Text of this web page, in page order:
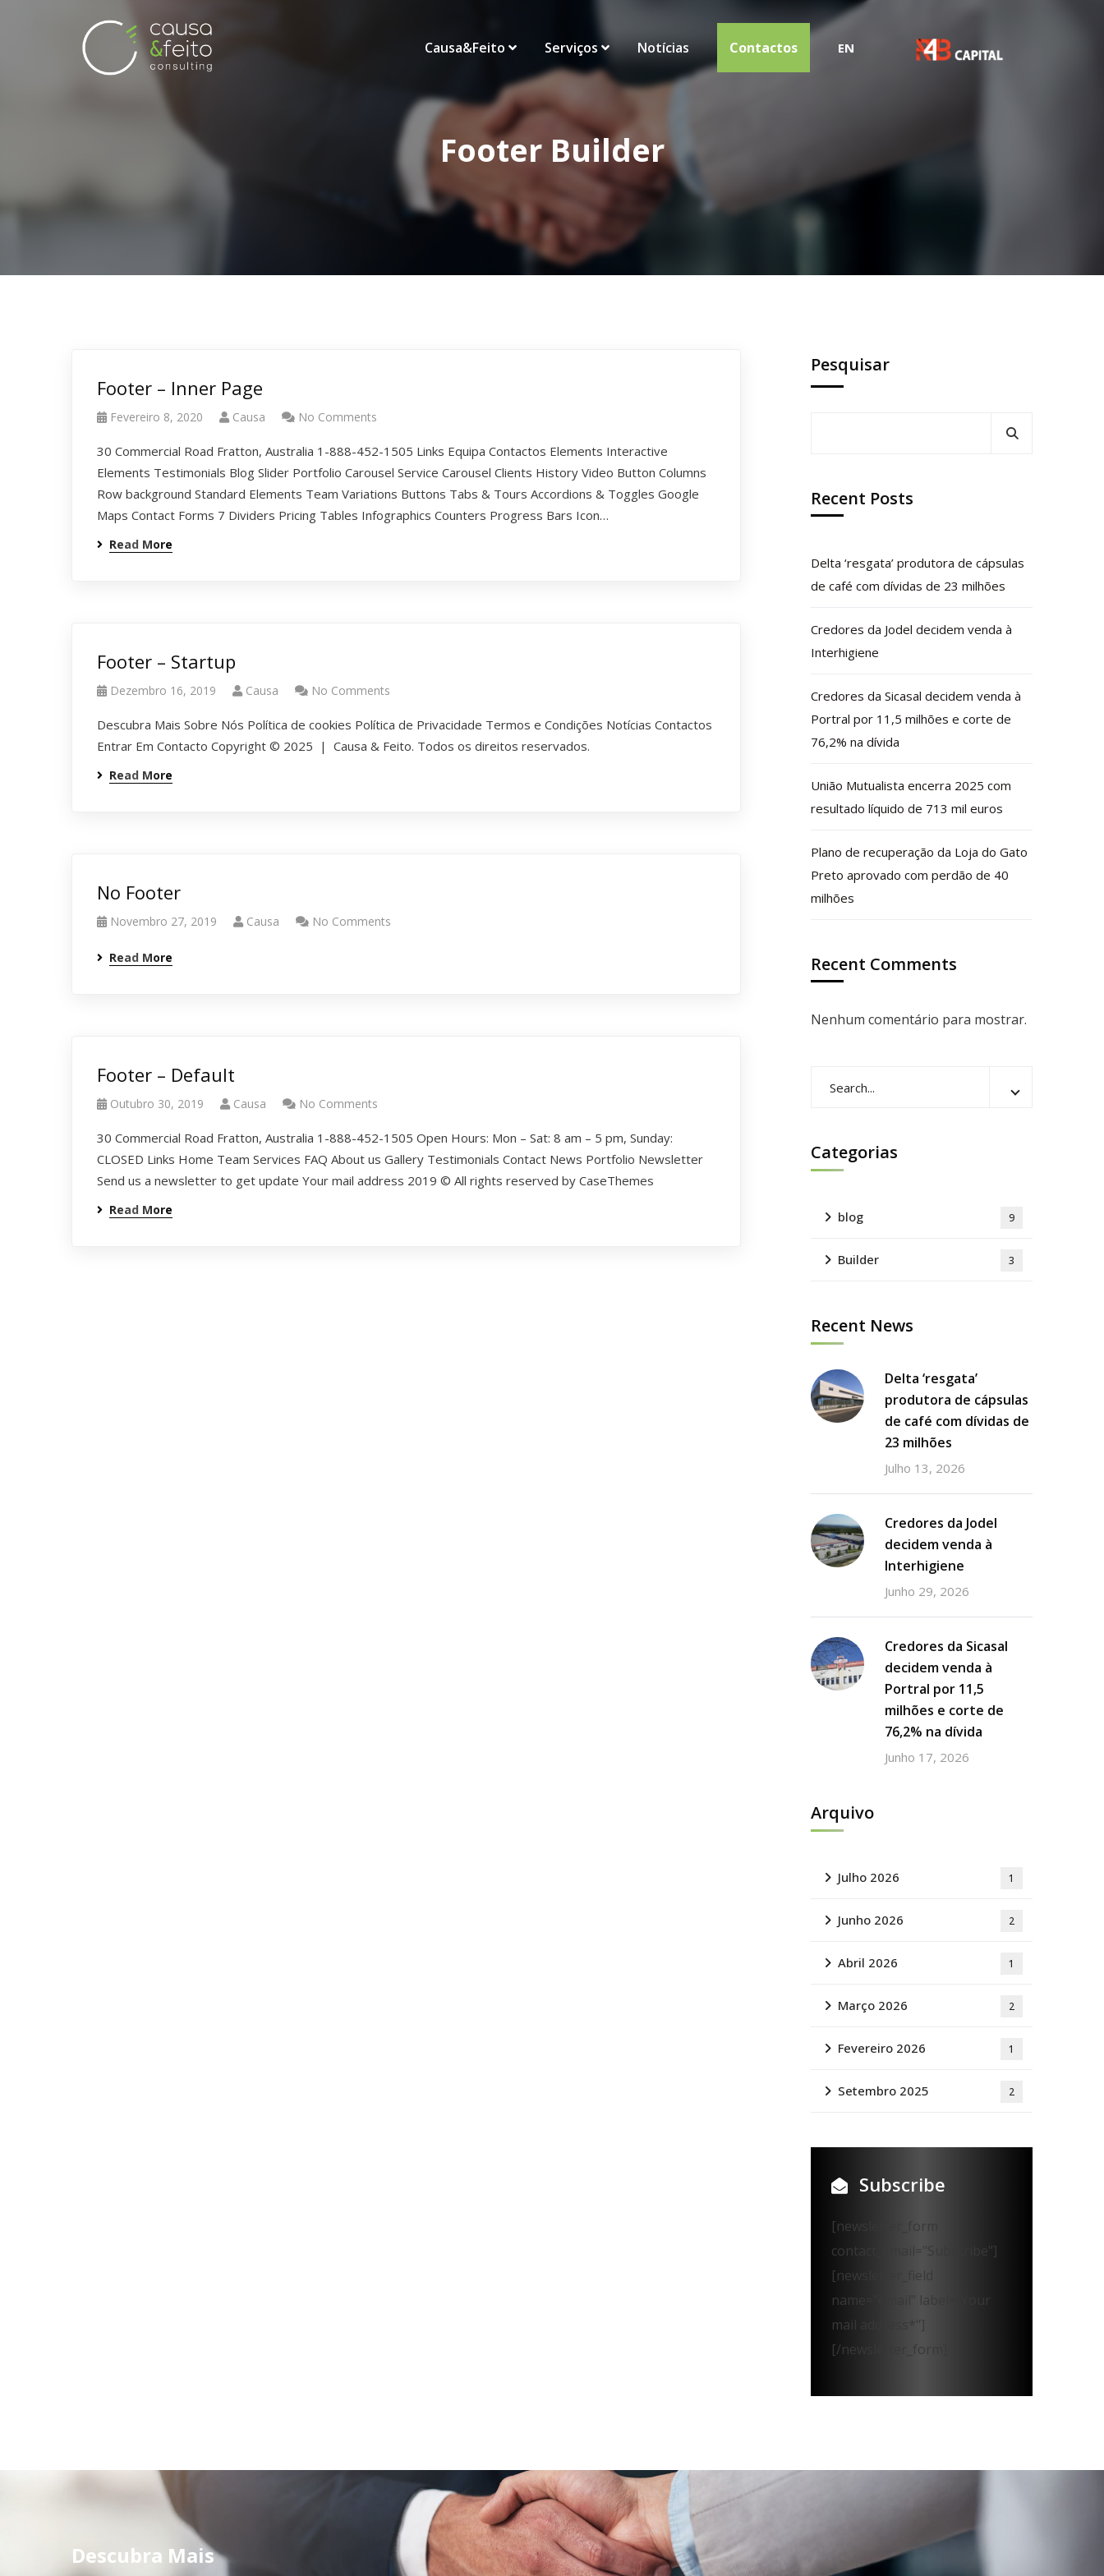
Causa&Feito Serviços Notícias Contactos EN
Footer Builder
Footer – Inner Page
Fevereiro 8, 2020 Causa No Comments
30 Commercial Road Fratton, Australia 1-888-452-1505 Links Equipa Contactos Elements Interactive
Elements Testimonials Blog Slider Portfolio Carousel Service Carousel Clients History Video Button Columns
Row background Standard Elements Team Variations Buttons Tabs & Tours Accordions & Toggles Google
Maps Contact Forms 7 Dividers Pricing Tables Infographics Counters Progress Bars Icon…
Read More
Footer – Startup
Dezembro 16, 2019 Causa No Comments
Descubra Mais Sobre Nós Política de cookies Política de Privacidade Termos e Condições Notícias Contactos
Entrar Em Contacto Copyright © 2025 | Causa & Feito. Todos os direitos reservados.
Read More
No Footer
Novembro 27, 2019 Causa No Comments
Read More
Footer – Default
Outubro 30, 2019 Causa No Comments
30 Commercial Road Fratton, Australia 1-888-452-1505 Open Hours: Mon – Sat: 8 am – 5 pm, Sunday:
CLOSED Links Home Team Services FAQ About us Gallery Testimonials Contact News Portfolio Newsletter
Send us a newsletter to get update Your mail address 2019 © All rights reserved by CaseThemes
Read More
Pesquisar
Recent Posts
Delta ‘resgata’ produtora de cápsulas
de café com dívidas de 23 milhões
Credores da Jodel decidem venda à
Interhigiene
Credores da Sicasal decidem venda à
Portral por 11,5 milhões e corte de
76,2% na dívida
União Mutualista encerra 2025 com
resultado líquido de 713 mil euros
Plano de recuperação da Loja do Gato
Preto aprovado com perdão de 40
milhões
Recent Comments
Nenhum comentário para mostrar.
Categorias
blog 9
Builder 3
Recent News
Delta ‘resgata’
produtora de cápsulas
de café com dívidas de
23 milhões
Julho 13, 2026
Credores da Jodel
decidem venda à
Interhigiene
Junho 29, 2026
Credores da Sicasal
decidem venda à
Portral por 11,5
milhões e corte de
76,2% na dívida
Junho 17, 2026
Arquivo
Julho 2026 1
Junho 2026 2
Abril 2026 1
Março 2026 2
Fevereiro 2026 1
Setembro 2025 2
Subscribe
[newsletter_form
contact_email="Subscribe"]
[newsletter_field
name="email" label="Your
mail address*"]
[/newsletter_form]
Descubra Mais